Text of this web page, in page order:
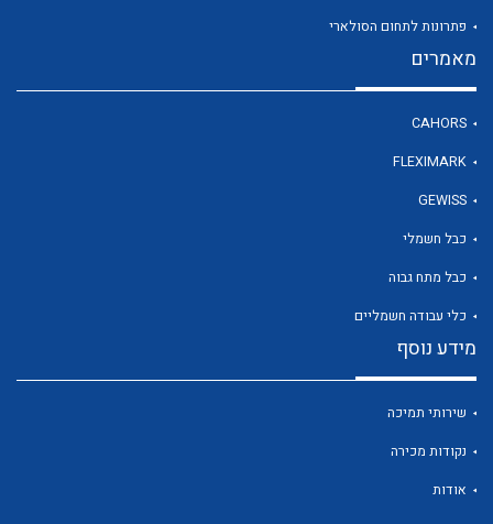
פתרונות לתחום הסולארי
מאמרים
CAHORS
FLEXIMARK
GEWISS
כבל חשמלי
כבל מתח גבוה
כלי עבודה חשמליים
מידע נוסף
שירותי תמיכה
נקודות מכירה
אודות